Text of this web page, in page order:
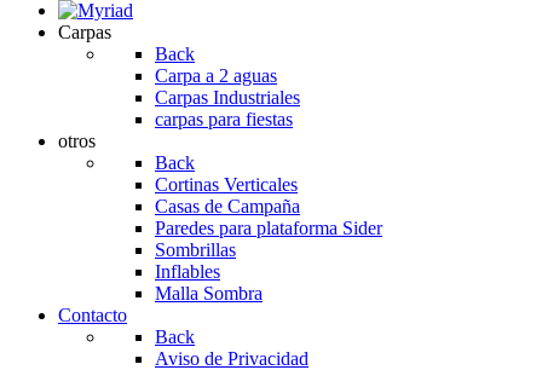
Carpas
Back
Carpa a 2 aguas
Carpas Industriales
carpas para fiestas
otros
Back
Cortinas Verticales
Casas de Campaña
Paredes para plataforma Sider
Sombrillas
Inflables
Malla Sombra
Contacto
Back
Aviso de Privacidad